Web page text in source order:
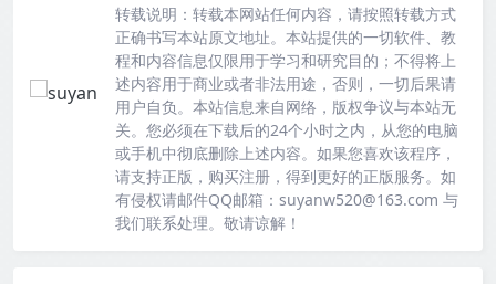
转载说明： 转载本网站任何内容，请按照转载方式
正确书写本站原文地址。本站提供的一切软件、教
程和内容信息仅限用于学习和研究目的；不得将上
述内容用于商业或者非法用途，否则，一切后果请
用户自负。本站信息来自网络，版权争议与本站无
关。您必须在下载后的24个小时之内，从您的电脑
或手机中彻底删除上述内容。如果您喜欢该程序，
请支持正版，购买注册，得到更好的正版服务。如
有侵权请邮件QQ邮箱：suyanw520@163.com 与
我们联系处理。敬请谅解！